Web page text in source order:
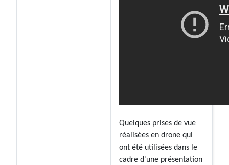
Quelques prises de vue
réalisées en drone qui
ont été utilisées dans le
cadre d'une présentation